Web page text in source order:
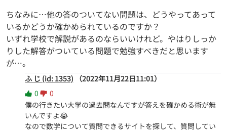
ちなみに…他の答のついてない問題は、どうやってあって
いるかどうか確かめられているのですか？
いずれ学校で解説があるのならいいけれど。やはりしっか
りした解答がついている問題で勉強すべきだと思います
が…。
ふ じ (id: 1353)
（2022年11月22日11:01）
0
0
僕の行きたい大学の過去問なんですが答えを確かめる術が無
いんですよ😭
なので数学について質問できるサイトを探して、質問してい